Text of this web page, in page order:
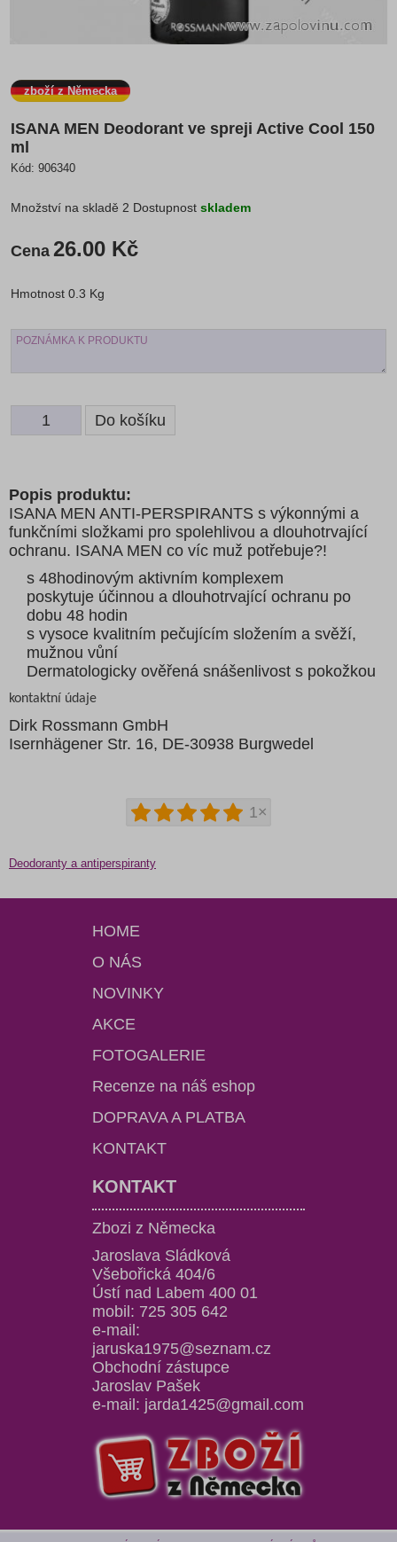
zboží z Německa
ISANA MEN Deodorant ve spreji Active Cool 150
ml
Kód: 906340
Množství na skladě 2 Dostupnost skladem
Cena 26.00 Kč
Hmotnost 0.3 Kg
Popis produktu:
ISANA MEN ANTI-PERSPIRANTS s výkonnými a
funkčními složkami pro spolehlivou a dlouhotrvající
ochranu. ISANA MEN co víc muž potřebuje?!
s 48hodinovým aktivním komplexem
poskytuje účinnou a dlouhotrvající ochranu po
dobu 48 hodin
s vysoce kvalitním pečujícím složením a svěží,
mužnou vůní
Dermatologicky ověřená snášenlivost s pokožkou
kontaktní údaje
Dirk Rossmann GmbH
Isernhägener Str. 16, DE-30938 Burgwedel
1×
Deodoranty a antiperspiranty
HOME
O NÁS
NOVINKY
AKCE
FOTOGALERIE
Recenze na náš eshop
DOPRAVA A PLATBA
KONTAKT
KONTAKT
Zbozi z Německa
Jaroslava Sládková
Všebořická 404/6
Ústí nad Labem 400 01
mobil: 725 305 642
e-mail:
jaruska1975@seznam.cz
Obchodní zástupce
Jaroslav Pašek
e-mail: jarda1425@gmail.com